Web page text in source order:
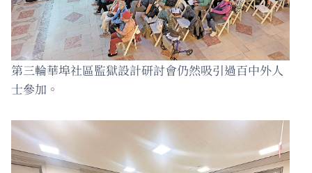
第三輪華埠社區監獄設計研討會仍然吸引過百中外人
士參加。